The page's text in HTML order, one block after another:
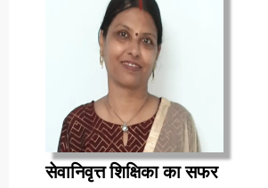
सेवानिवृत्त शिक्षिका का सफरसेवानिवृत्त